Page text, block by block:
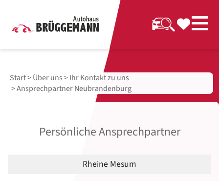
Start>Über uns>Ihr Kontakt zu uns
> Ansprechpartner Neubrandenburg
Persönliche Ansprechpartner
Rheine Mesum